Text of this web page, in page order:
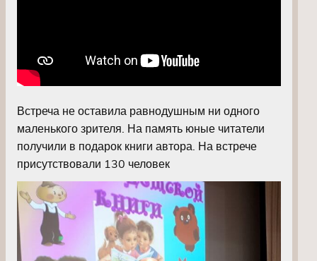
Встреча не оставила равнодушным ни одного
маленького зрителя. На память юные читатели
получили в подарок книги автора. На встрече
присутствовали 130 человек